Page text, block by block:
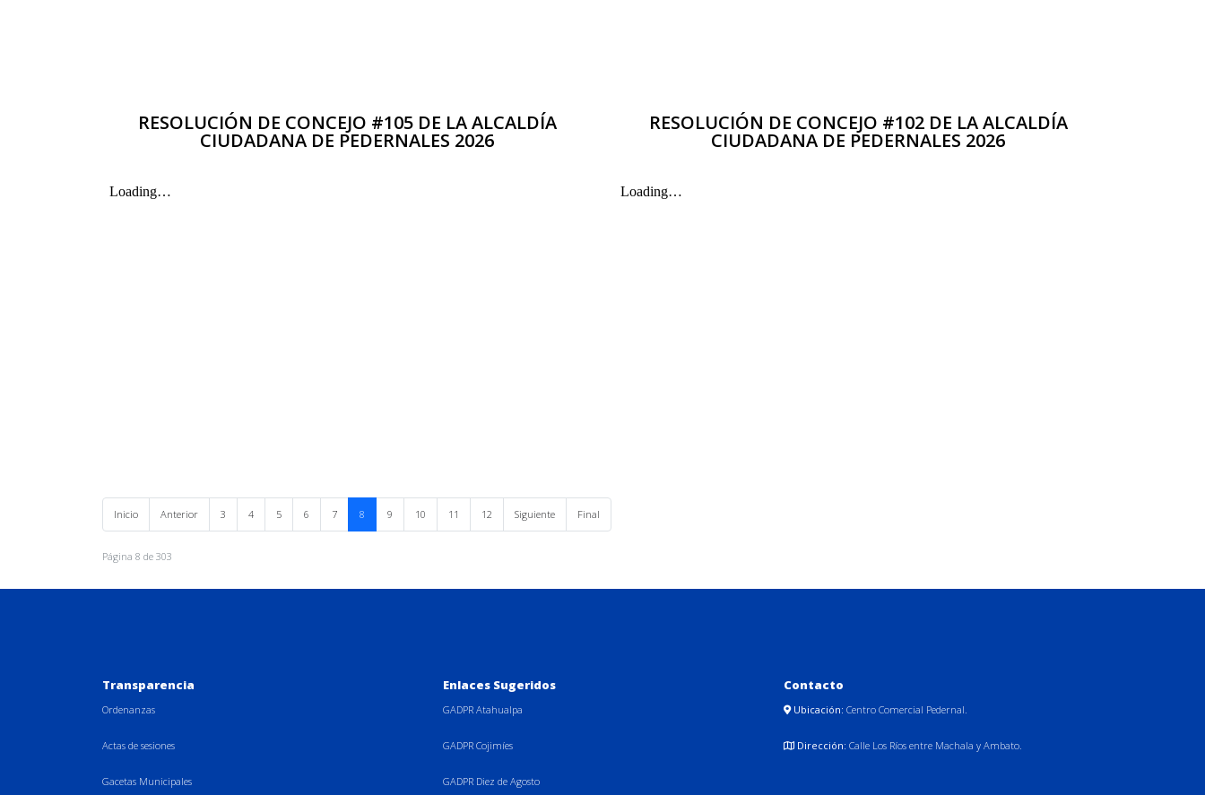
RESOLUCIÓN DE CONCEJO #105 DE LA ALCALDÍA
CIUDADANA DE PEDERNALES 2026
RESOLUCIÓN DE CONCEJO #102 DE LA ALCALDÍA
CIUDADANA DE PEDERNALES 2026
Inicio Anterior 3 4 5 6 7 8 9 10 11 12 Siguiente Final
Página 8 de 303
Transparencia
Ordenanzas
Actas de sesiones
Gacetas Municipales
Enlaces Sugeridos
GADPR Atahualpa
GADPR Cojimíes
GADPR Diez de Agosto
Contacto
Ubicación: Centro Comercial Pedernal.
Dirección: Calle Los Ríos entre Machala y Ambato.